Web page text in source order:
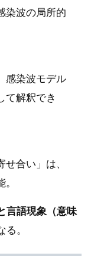
染波の局所的
感染波モデル
て解釈でき
合い」は、
言語現象（意味
る。